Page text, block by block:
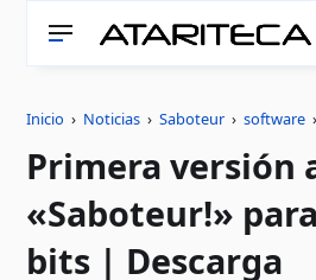
Inicio › Noticias ›Saboteur ›software
Primera versión
«Saboteur!»
bits | Descarga